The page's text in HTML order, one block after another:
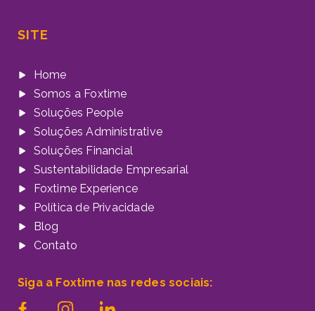
SITE
Home
Somos a Foxtime
Soluções People
Soluções Administrative
Soluções Financial
Sustentabilidade Empresarial
Foxtime Experience
Política de Privacidade
Blog
Contato
Siga a Foxtime nas redes sociais: